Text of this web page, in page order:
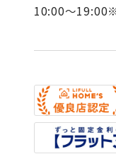
10:00～